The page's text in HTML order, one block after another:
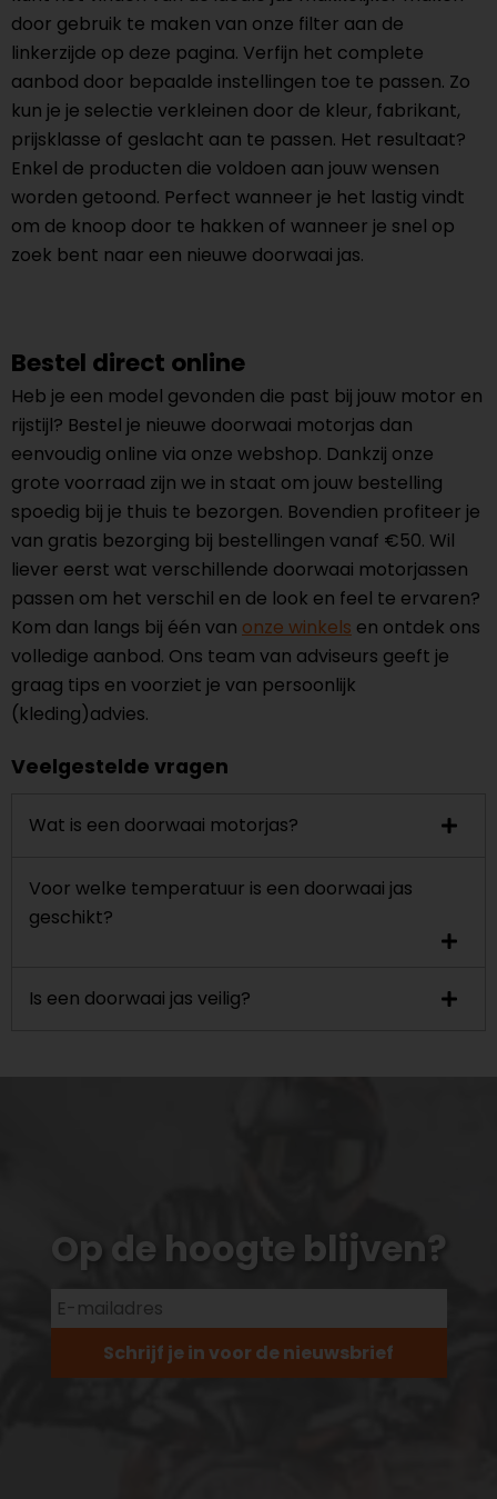
door gebruik te maken van onze filter aan de
linkerzijde op deze pagina. Verfijn het complete
aanbod door bepaalde instellingen toe te passen. Zo
kun je je selectie verkleinen door de kleur, fabrikant,
prijsklasse of geslacht aan te passen. Het resultaat?
Enkel de producten die voldoen aan jouw wensen
worden getoond. Perfect wanneer je het lastig vindt
om de knoop door te hakken of wanneer je snel op
zoek bent naar een nieuwe doorwaai jas.
Bestel direct online
Heb je een model gevonden die past bij jouw motor en
rijstijl? Bestel je nieuwe doorwaai motorjas dan
eenvoudig online via onze webshop. Dankzij onze
grote voorraad zijn we in staat om jouw bestelling
spoedig bij je thuis te bezorgen. Bovendien profiteer je
van gratis bezorging bij bestellingen vanaf €50. Wil
liever eerst wat verschillende doorwaai motorjassen
passen om het verschil en de look en feel te ervaren?
Kom dan langs bij één van onze winkels en ontdek ons
volledige aanbod. Ons team van adviseurs geeft je
graag tips en voorziet je van persoonlijk
(kleding)advies.
Veelgestelde vragen
Wat is een doorwaai motorjas?
Voor welke temperatuur is een doorwaai jas
geschikt?
Is een doorwaai jas veilig?
Op de hoogte blijven?
Schrijf je in voor de nieuwsbrief